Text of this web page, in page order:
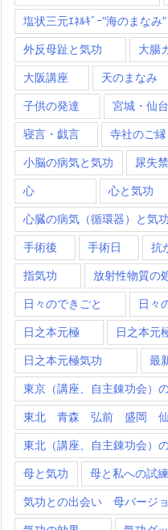
塩状三元ｴﾈﾙｷﾞｰ”海のまなみ”
外反母趾と気功 大腸
大阪講座 天のまなみ
子供の発達 宮城・仙
寝言・戯言 寺社のご縁
小脳の病気と気功 尿失
心 心と気功
心臓の病気（循環器）と気功
手術後 手術日 抗
指気功 放射性物質の
日々のできごと 日々
日之本元極 日之本元
日之本元極気功 最
東京（講座、自主錬功会）
東北 青森 弘前 盛岡 仙
東北（講座、自主錬功会）
母と気功 母と私への試練
気功との出会い 母バージ